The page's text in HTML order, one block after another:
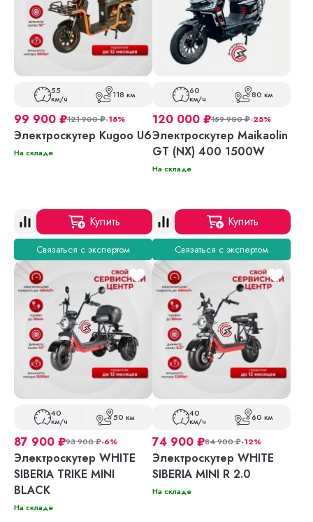
55
км/ч 118 км
99 900 ₽121 900₽-18%
Электроскутер Kugoo U6
На складе
Купить
Связаться с экспертом
60
км/ч 80 км
120 000 ₽159 900₽-25%
Электроскутер Maikaolin
GT (NX) 400 1500W
На складе
Купить
Связаться с экспертом
40
км/ч 50 км
87 900 ₽93 900₽-6%
Электроскутер WHITE
SIBERIA TRIKE MINI
BLACK
На складе
40
км/ч 60 км
74 900 ₽84 900₽-12%
Электроскутер WHITE
SIBERIA MINI R 2.0
На складе